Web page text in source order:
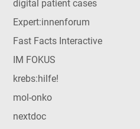
digital patient cases
Expert:innenforum
Fast Facts Interactive
IM FOKUS
krebs:hilfe!
mol-onko
nextdoc